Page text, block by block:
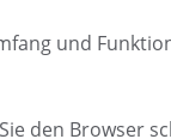
und
den Browser